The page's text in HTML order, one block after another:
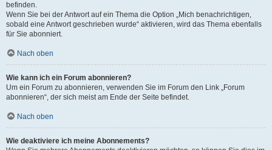
befinden.
Wenn Sie bei der Antwort auf ein Thema die Option „Mich benachrichtigen,
sobald eine Antwort geschrieben wurde“ aktivieren, wird das Thema ebenfalls
für Sie abonniert.
Nach oben
Wie kann ich ein Forum abonnieren?
Um ein Forum zu abonnieren, verwenden Sie im Forum den Link „Forum
abonnieren“, der sich meist am Ende der Seite befindet.
Nach oben
Wie deaktiviere ich meine Abonnements?